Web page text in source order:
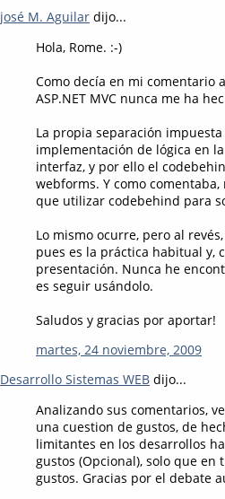
josé M. Aguilar dijo...
Hola, Rome. :-)
Como decía en mi comentario
ASP.NET MVC nunca me ha
La propia separación
implementación de lógica en
interfaz, y por ello el
webforms. Y como
que utilizar codebehind para
Lo mismo ocurre, pero al
pues es la práctica habitual y,
presentación. Nunca he
es seguir usándolo.
Saludos y gracias por aportar!
martes, 24 noviembre, 2009
Desarrollo Sistemas WEB dijo...
Analizando sus comentarios,
una cuestion de gustos, de
limitantes en los desarrollos
gustos (Opcional), solo que
gustos. Gracias por el debate